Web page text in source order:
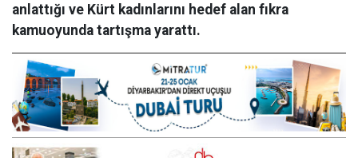
anlattığı ve Kürt kadınlarını hedef alan fıkra
kamuoyunda tartışma yarattı.